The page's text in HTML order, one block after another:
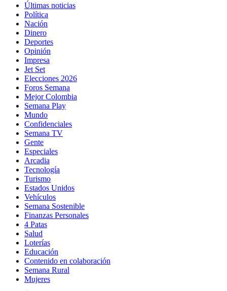
Últimas noticias
Política
Nación
Dinero
Deportes
Opinión
Impresa
Jet Set
Elecciones 2026
Foros Semana
Mejor Colombia
Semana Play
Mundo
Confidenciales
Semana TV
Gente
Especiales
Arcadia
Tecnología
Turismo
Estados Unidos
Vehículos
Semana Sostenible
Finanzas Personales
4 Patas
Salud
Loterías
Educación
Contenido en colaboración
Semana Rural
Mujeres